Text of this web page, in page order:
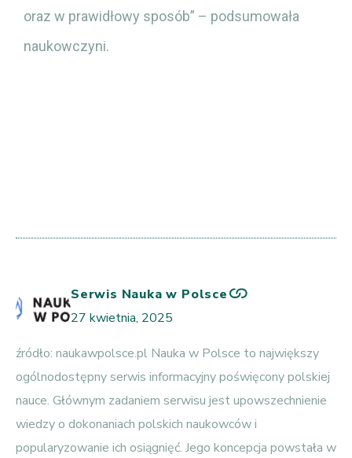
oraz w prawidłowy sposób” – podsumowała
naukowczyni.
Serwis Nauka w Polsce
27 kwietnia, 2025
źródło: naukawpolsce.pl Nauka w Polsce to największy
ogólnodostępny serwis informacyjny poświęcony polskiej
nauce. Głównym zadaniem serwisu jest upowszechnienie
wiedzy o dokonaniach polskich naukowców i
popularyzowanie ich osiągnięć. Jego koncepcja powstała w